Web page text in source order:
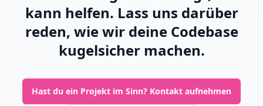
kann helfen. Lass uns darüber
reden, wie wir deine Codebase
kugelsicher machen.
Hast du ein Projekt im Sinn? Kontakt aufnehmen